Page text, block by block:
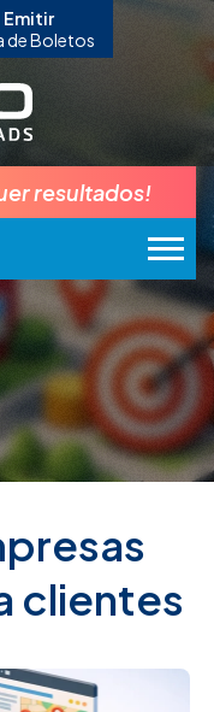
Emitir
de Boletos
resultados!
clientes